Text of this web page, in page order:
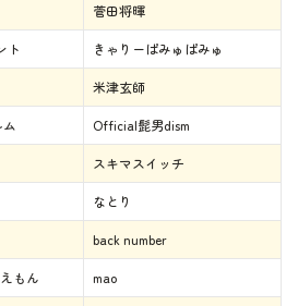
菅田将暉
ト きゃりーぱみゅぱみゅ
米津玄師
Official髭男dism
スキマスイッチ
なとり
back number
もん mao